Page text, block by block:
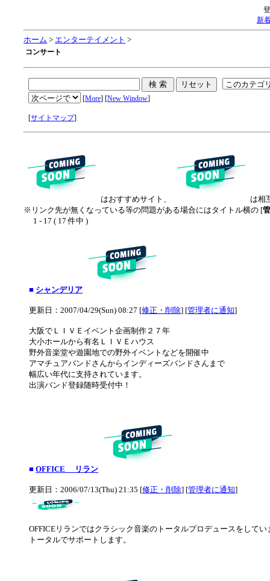
新
ホーム > エンターテイメント >
コンサート
[More] [New Window]
[サイトマップ]
はおすすめサイト、
は相
※リンク先が無くなっている等の問題がある場合にはタイトル横の [
1 - 17 ( 17 件中 )
■ シャンデリア
更新日：2007/04/29(Sun) 08:27 [修正・削除] [管理者に通知]
大阪でＬＩＶＥイベント企画制作２７年
大小ホールから有名ＬＩＶＥハウス
野外音楽堂や遊園地での野外イベントなどを開催中
アマチュアバンドさんからインディーズバンドさんまで
幅広い年代に支持されています。
出演バンド登録随時受付中！
■ OFFICE リラン
更新日：2006/07/13(Thu) 21:35 [修正・削除] [管理者に通知]
OFFICEリランではクラシック音楽のトータルプロデュースをして
トータルでサポートします。